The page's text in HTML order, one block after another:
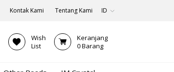
Kontak Kami Tentang Kami ID
Wish
List
Keranjang
0Barang